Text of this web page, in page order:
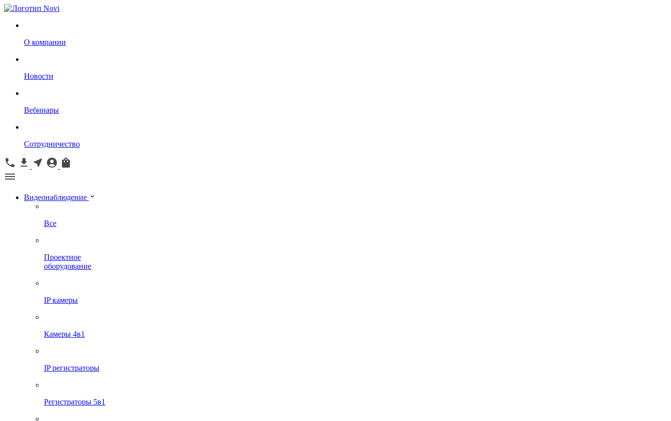
О компании
Новости
Вебинары
Сотрудничество
Видеонаблюдение
Все
Проектное
оборудование
IP камеры
Камеры 4в1
IP регистраторы
Регистраторы 5в1